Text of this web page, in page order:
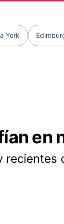
York
en
recientes